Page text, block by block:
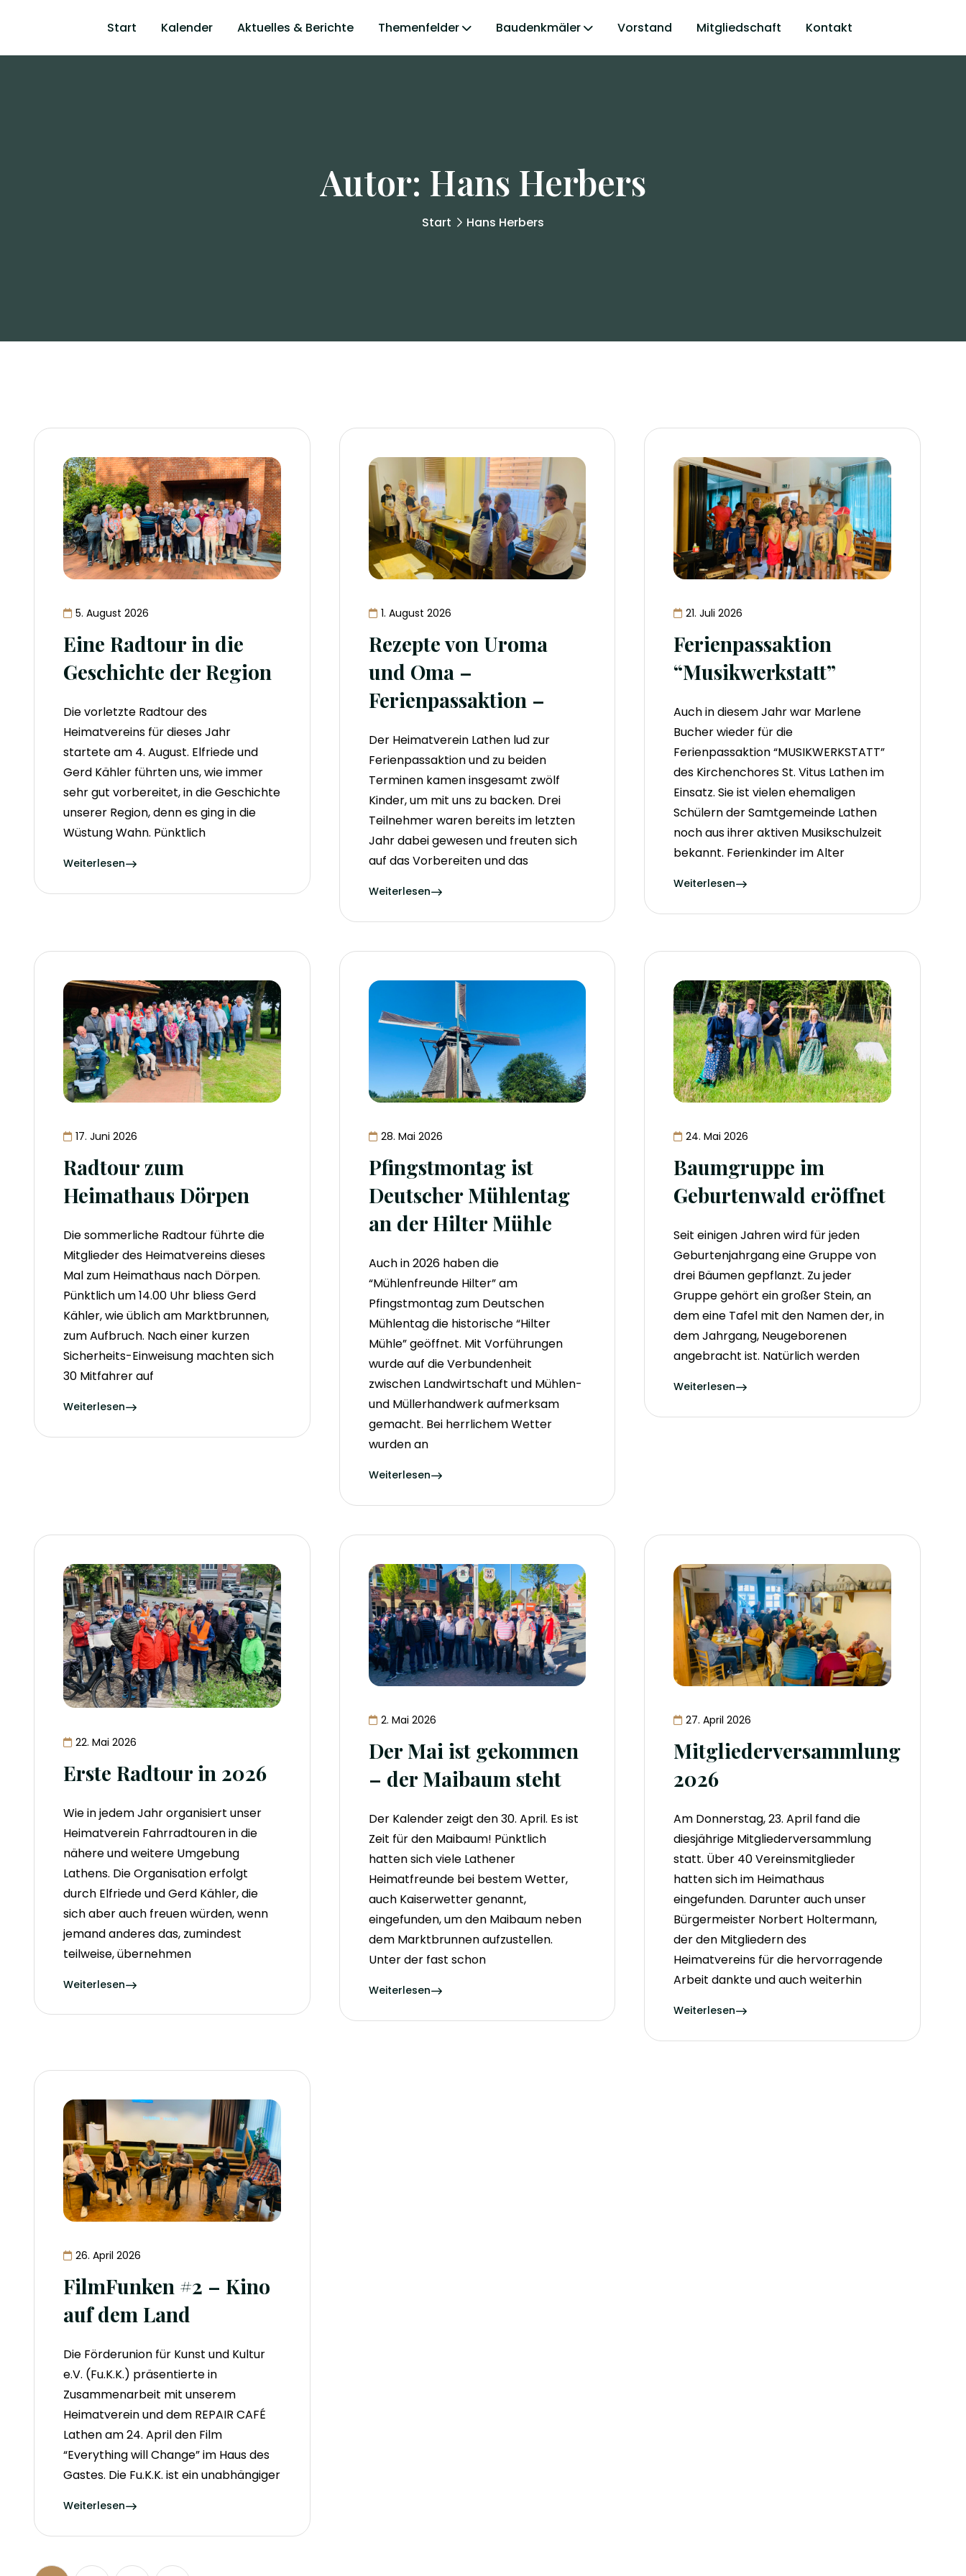
Start Kalender Aktuelles & Berichte Themenfelder Baudenkmäler Vorstand Mitgliedschaft Kontakt
Autor: Hans Herbers
Start Hans Herbers
5. August 2026
Eine Radtour in die
Geschichte der Region
Die vorletzte Radtour des
Heimatvereins für dieses Jahr
startete am 4. August. Elfriede und
Gerd Kähler führten uns, wie immer
sehr gut vorbereitet, in die Geschichte
unserer Region, denn es ging in die
Wüstung Wahn. Pünktlich
Weiterlesen
1. August 2026
Rezepte von Uroma
und Oma –
Ferienpassaktion –
Der Heimatverein Lathen lud zur
Ferienpassaktion und zu beiden
Terminen kamen insgesamt zwölf
Kinder, um mit uns zu backen. Drei
Teilnehmer waren bereits im letzten
Jahr dabei gewesen und freuten sich
auf das Vorbereiten und das
Weiterlesen
21. Juli 2026
Ferienpassaktion
“Musikwerkstatt”
Auch in diesem Jahr war Marlene
Bucher wieder für die
Ferienpassaktion “MUSIKWERKSTATT”
des Kirchenchores St. Vitus Lathen im
Einsatz. Sie ist vielen ehemaligen
Schülern der Samtgemeinde Lathen
noch aus ihrer aktiven Musikschulzeit
bekannt. Ferienkinder im Alter
Weiterlesen
17. Juni 2026
Radtour zum
Heimathaus Dörpen
Die sommerliche Radtour führte die
Mitglieder des Heimatvereins dieses
Mal zum Heimathaus nach Dörpen.
Pünktlich um 14.00 Uhr bliess Gerd
Kähler, wie üblich am Marktbrunnen,
zum Aufbruch. Nach einer kurzen
Sicherheits-Einweisung machten sich
30 Mitfahrer auf
Weiterlesen
28. Mai 2026
Pfingstmontag ist
Deutscher Mühlentag
an der Hilter Mühle
Auch in 2026 haben die
“Mühlenfreunde Hilter” am
Pfingstmontag zum Deutschen
Mühlentag die historische “Hilter
Mühle” geöffnet. Mit Vorführungen
wurde auf die Verbundenheit
zwischen Landwirtschaft und Mühlen-
und Müllerhandwerk aufmerksam
gemacht. Bei herrlichem Wetter
wurden an
Weiterlesen
24. Mai 2026
Baumgruppe im
Geburtenwald eröffnet
Seit einigen Jahren wird für jeden
Geburtenjahrgang eine Gruppe von
drei Bäumen gepflanzt. Zu jeder
Gruppe gehört ein großer Stein, an
dem eine Tafel mit den Namen der, in
dem Jahrgang, Neugeborenen
angebracht ist. Natürlich werden
Weiterlesen
22. Mai 2026
Erste Radtour in 2026
Wie in jedem Jahr organisiert unser
Heimatverein Fahrradtouren in die
nähere und weitere Umgebung
Lathens. Die Organisation erfolgt
durch Elfriede und Gerd Kähler, die
sich aber auch freuen würden, wenn
jemand anderes das, zumindest
teilweise, übernehmen
Weiterlesen
2. Mai 2026
Der Mai ist gekommen
– der Maibaum steht
Der Kalender zeigt den 30. April. Es ist
Zeit für den Maibaum! Pünktlich
hatten sich viele Lathener
Heimatfreunde bei bestem Wetter,
auch Kaiserwetter genannt,
eingefunden, um den Maibaum neben
dem Marktbrunnen aufzustellen.
Unter der fast schon
Weiterlesen
27. April 2026
Mitgliederversammlung
2026
Am Donnerstag, 23. April fand die
diesjährige Mitgliederversammlung
statt. Über 40 Vereinsmitglieder
hatten sich im Heimathaus
eingefunden. Darunter auch unser
Bürgermeister Norbert Holtermann,
der den Mitgliedern des
Heimatvereins für die hervorragende
Arbeit dankte und auch weiterhin
Weiterlesen
26. April 2026
FilmFunken #2 – Kino
auf dem Land
Die Förderunion für Kunst und Kultur
e.V. (Fu.K.K.) präsentierte in
Zusammenarbeit mit unserem
Heimatverein und dem REPAIR CAFÉ
Lathen am 24. April den Film
“Everything will Change” im Haus des
Gastes. Die Fu.K.K. ist ein unabhängiger
Weiterlesen